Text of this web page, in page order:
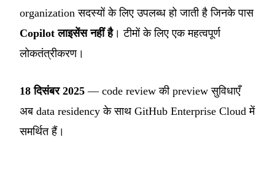
organization सदस्यों के लिए उपलब्ध हो जाती है जिनके पास
Copilot लाइसेंस नहीं है। टीमों के लिए एक महत्वपूर्ण
लोकतंत्रीकरण।
18 दिसंबर 2025 — code review की preview सुविधाएँ
अब data residency के साथ GitHub Enterprise Cloud में
समर्थित हैं।